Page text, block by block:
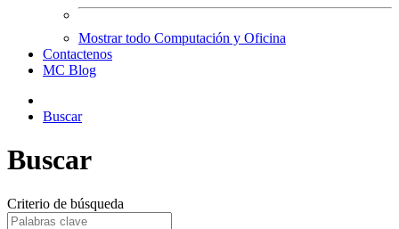
Mostrar todo Computación y Oficina
Contactenos
MC Blog
Buscar
Buscar
Criterio de búsqueda